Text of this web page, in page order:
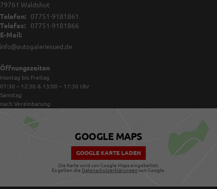
79761 Waldshut
Telefon:
07751-9181861
Telefax:
07751-9181866
E-Mail:
info@autogaleriesued.de
Öffnungszeiten
Montag bis Freitag
07:30 – 12:30 & 13:00 – 17:30 Uhr
Samstag
nach Vereinbarung
GOOGLE MAPS
GOOGLE KARTE LADEN
Die Karte wird von Google Maps eingebettet.
Es gelten die Datenschutzerklärungen von Google.